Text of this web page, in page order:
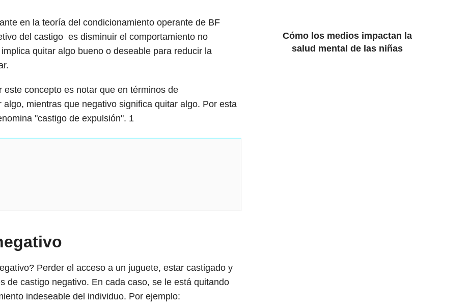
en la teoría del condicionamiento operante de BF
del castigo es disminuir el comportamiento no
quitar algo bueno o deseable para reducir la
concepto es notar que en términos de
mientras que negativo significa quitar algo. Por esta
"castigo de expulsión". 1
Perder el acceso a un juguete, estar castigado y
de castigo negativo. En cada caso, se le está quitando
indeseable del individuo. Por ejemplo:
Cómo los medios impactan la
salud mental de las niñas